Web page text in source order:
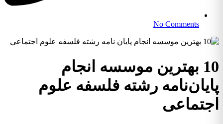
No Comments
10 بهترین موسسه انجام
پایان‌نامه رشته فلسفه علوم
اجتماعی